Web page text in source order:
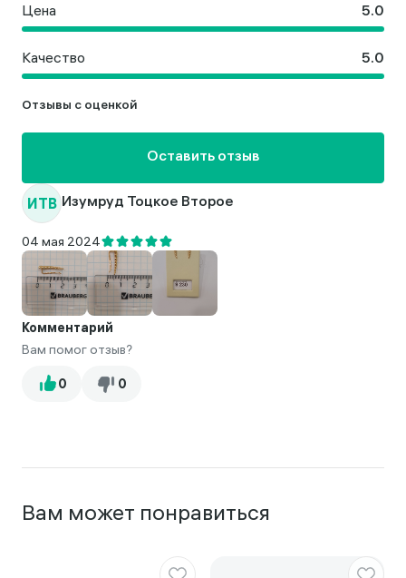
ИТВ Изумруд Тоцкое Второе
04 мая 2024
Комментарий
Вам помог отзыв?
Цена
Качество
Отзывы с оценкой
Оставить отзыв
Вам может понравиться